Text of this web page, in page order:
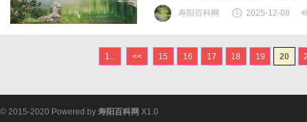
木等。浴室櫃櫃體材料刨
緣用其他材料包邊，再上
會便宜。細木工板比較多
寿阳百科网 2025-12-08
1... << 15 16 17 18 19 20
© 2015-2020 Powered by 寿阳百科网 X1.0